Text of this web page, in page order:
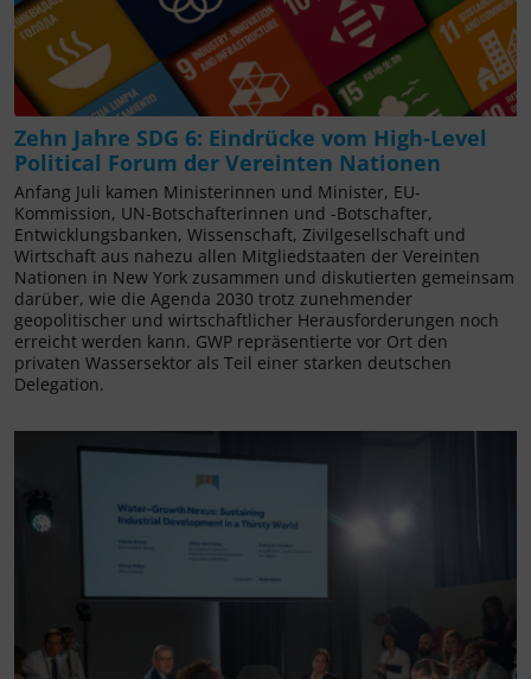
Zehn Jahre SDG 6: Eindrücke vom High-Level
Political Forum der Vereinten Nationen
Anfang Juli kamen Ministerinnen und Minister, EU-
Kommission, UN-Botschafterinnen und -Botschafter,
Entwicklungsbanken, Wissenschaft, Zivilgesellschaft und
Wirtschaft aus nahezu allen Mitgliedstaaten der Vereinten
Nationen in New York zusammen und diskutierten gemeinsam
darüber, wie die Agenda 2030 trotz zunehmender
geopolitischer und wirtschaftlicher Herausforderungen noch
erreicht werden kann. GWP repräsentierte vor Ort den
privaten Wassersektor als Teil einer starken deutschen
Delegation.